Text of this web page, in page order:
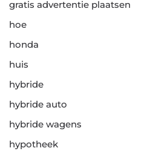
gratis advertentie plaatsen
hoe
honda
huis
hybride
hybride auto
hybride wagens
hypotheek